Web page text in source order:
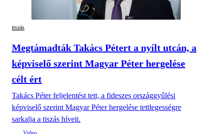
tiszás
Megtámadták Takács Pétert a nyílt utcán, a
képviselő szerint Magyar Péter hergelése
célt ért
Takács Péter feljelentést tett, a fideszes országgyűlési
képviselő szerint Magyar Péter hergelése tettlegességre
sarkalja a tiszás híveit.